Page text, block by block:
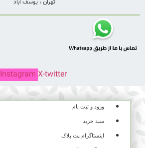
تهران ، یوسف آباد
Instagram X-twitter
ورود و ثبت نام
سبد خرید
اینستاگرام پت پلاک